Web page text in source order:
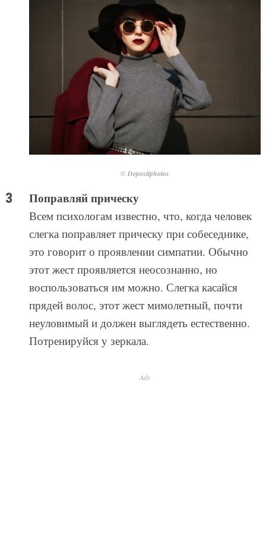
© Depositphotos
Поправляй прическу
Всем психологам известно, что, когда человек
слегка поправляет прическу при собеседнике,
это говорит о проявлении симпатии. Обычно
этот жест проявляется неосознанно, но
воспользоваться им можно. Слегка касайся
прядей волос, этот жест мимолетный, почти
неуловимый и должен выглядеть естественно.
Потренируйся у зеркала.
Ads